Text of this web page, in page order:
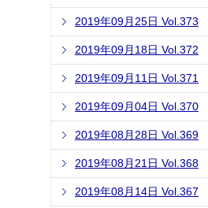
2019年09月25日 Vol.373
2019年09月18日 Vol.372
2019年09月11日 Vol.371
2019年09月04日 Vol.370
2019年08月28日 Vol.369
2019年08月21日 Vol.368
2019年08月14日 Vol.367